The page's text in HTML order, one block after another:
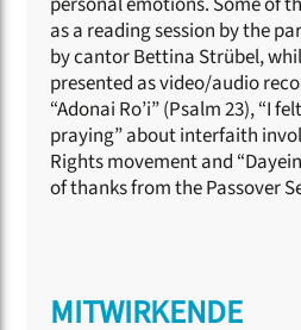
as a reading session by the
by cantor Bettina Strübel,
presented as video/audio
“Adonai Ro’i” (Psalm 23), “I
praying” about interfaith
Rights movement and
of thanks from the Passover
MITWIRKENDE